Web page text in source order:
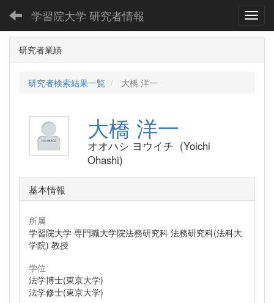
学習院大学 研究者情報
研究者業績
研究者検索結果一覧 大橋 洋一
大橋 洋一
オオハシ ヨウイチ (Yoichi
Ohashi)
基本情報
所属
学習院大学 専門職大学院法務研究科 法務研究科(法科大
学院) 教授
学位
法学博士(東京大学)
法学修士(東京大学)